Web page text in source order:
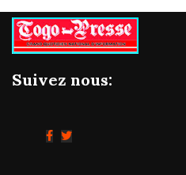
Suivez nous: